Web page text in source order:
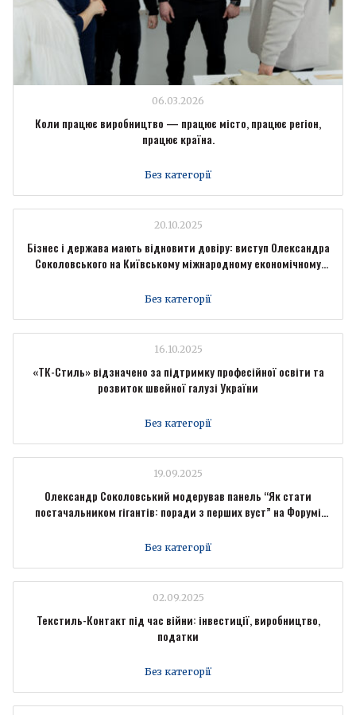
06.03.2026
Коли працює виробництво — працює місто, працює регіон,
працює країна.
Без категорії
20.10.2025
Бізнес і держава мають відновити довіру: виступ Олександра
Соколовського на Київському міжнародному економічному
Без категорії
16.10.2025
«ТК-Стиль» відзначено за підтримку професійної освіти та
розвиток швейної галузі України
Без категорії
19.09.2025
Олександр Соколовський модерував панель “Як стати
постачальником гігантів: поради з перших вуст” на Форумі
Без категорії
02.09.2025
Текстиль-Контакт під час війни: інвестиції, виробництво,
податки
Без категорії